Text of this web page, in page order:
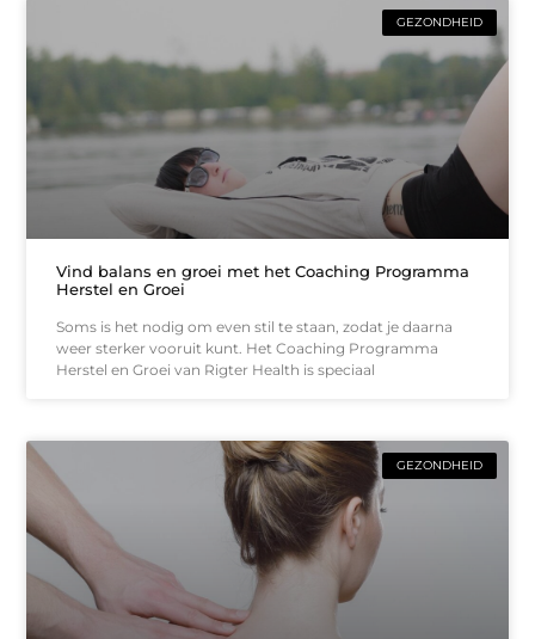
GEZONDHEID
Vind balans en groei met het Coaching Programma
Herstel en Groei
Soms is het nodig om even stil te staan, zodat je daarna
weer sterker vooruit kunt. Het Coaching Programma
Herstel en Groei van Rigter Health is speciaal
GEZONDHEID